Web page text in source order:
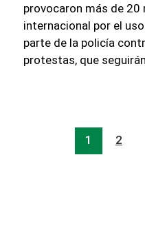
provocaron más de 20
internacional por el
parte de la policía
protestas, que
1 2